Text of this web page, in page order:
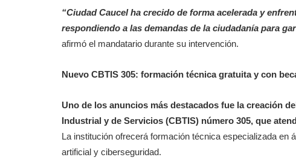
“Ciudad Caucel ha crecido de forma acelerada y
respondiendo a las demandas de la ciudadanía para
afirmó el mandatario durante su intervención.
Nuevo CBTIS 305: formación técnica gratuita y con
Uno de los anuncios más destacados fue la creación
Industrial y de Servicios (CBTIS) número 305, que
La institución ofrecerá formación técnica especializada en
artificial y ciberseguridad.